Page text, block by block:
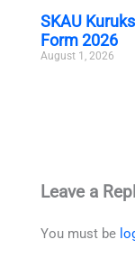
SKAU
Form 2026
August 1, 2026
Leave a
You must be